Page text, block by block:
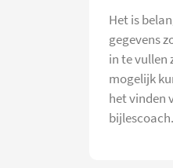
Het is
gegevens
in te vullen
mogelijk
het vinden
bijlescoach.